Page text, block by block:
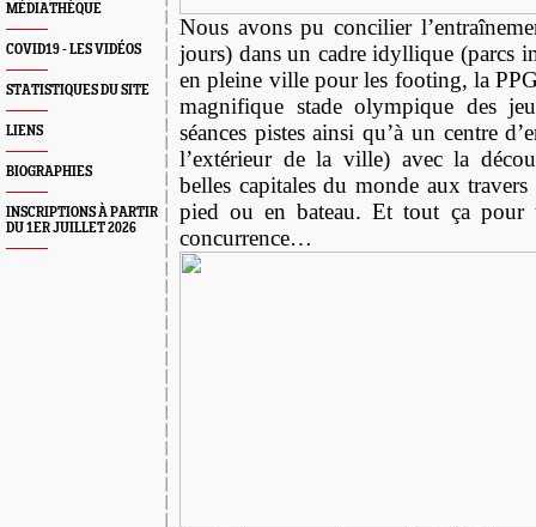
MÉDIATHÈQUE
COVID19 - LES VIDÉOS
STATISTIQUES DU SITE
LIENS
BIOGRAPHIES
INSCRIPTIONS À PARTIR
DU 1ER JUILLET 2026
Nous avons pu concilier
jours) dans un cadre idyllique (parcs
en pleine ville pour les footing, la PPG
magnifique stade olympique des
séances pistes ainsi qu’à un centre
l’extérieur de la ville) avec la
belles capitales du monde aux
pied ou en bateau. Et tout ça pour
concurrence…